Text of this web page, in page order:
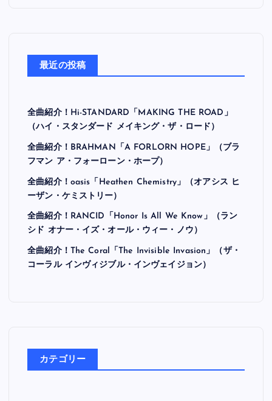
最近の投稿
全曲紹介！Hi-STANDARD「MAKING THE ROAD」
（ハイ・スタンダード メイキング・ザ・ロード）
全曲紹介！BRAHMAN「A FORLORN HOPE」（ブラ
フマン ア・フォーローン・ホープ）
全曲紹介！oasis「Heathen Chemistry」（オアシス ヒ
ーザン・ケミストリー）
全曲紹介！RANCID「Honor Is All We Know」（ラン
シド オナー・イズ・オール・ウィー・ノウ）
全曲紹介！The Coral「The Invisible Invasion」（ザ・
コーラル インヴィジブル・インヴェイジョン）
カテゴリー